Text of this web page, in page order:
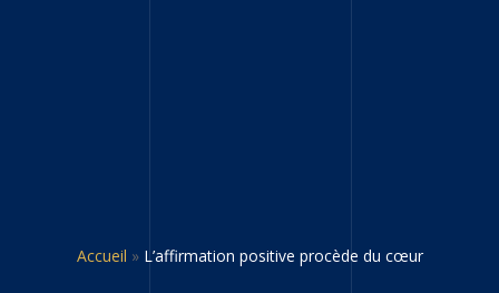
Accueil » L’affirmation positive procède du cœur